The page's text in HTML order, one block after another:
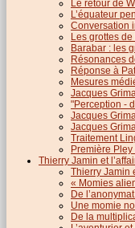
Le retour de
L’équateur
Conversation
Les grottes
Barabar : les
Résonances
Réponse à
Mesures
Jacques
"Perception -
Jacques
Jacques
Traitement
Première Pley
Thierry Jamin et
Thierry Jamin
« Momies
De
Une momie
De la